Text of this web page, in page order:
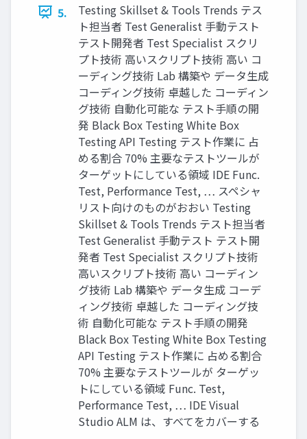
5.
Testing Skillset & Tools Trends テス
ト担当者 Test Generalist 手動テスト
テスト開発者 Test Specialist スクリ
プト技術 高いスクリプト技術 高い コ
ーディング技術 Lab 構築や データ生成
コーディング技術 卓越した コーディン
グ技術 自動化可能な テスト手順の開
発 Black Box Testing White Box
Testing API Testing テスト作業に 占
める割合 70% 主要なテストツールが
ターゲットにしている領域 IDE Func.
Test, Performance Test, … スペシャ
リスト向けのものがおおい Testing
Skillset & Tools Trends テスト担当者
Test Generalist 手動テスト テスト開
発者 Test Specialist スクリプト技術
高いスクリプト技術 高い コーディン
グ技術 Lab 構築や データ生成 コーデ
ィング技術 卓越した コーディング技
術 自動化可能な テスト手順の開発
Black Box Testing White Box Testing
API Testing テスト作業に 占める割合
70% 主要なテストツールが ターゲッ
トにしている領域 Func. Test,
Performance Test, … IDE Visual
Studio ALM は、すべてをカバーする